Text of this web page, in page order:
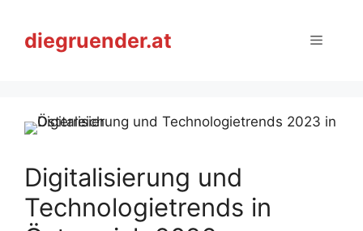
Inhalt
springendiegruender.at Menü
Digitalisierung und
Technologietrends in